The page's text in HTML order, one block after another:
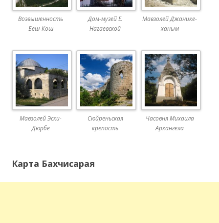
Возвышенность
Беш-Кош
Дом-музей Е.
Нагаевской
Мавзолей Джанике-
ханым
Мавзолей Эски-
Дюрбе
Сюйреньская
крепость
Часовня Михаила
Архангела
Карта Бахчисарая